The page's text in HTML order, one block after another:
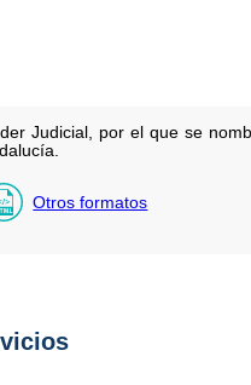
Judicial, por el que se
Otros formatos